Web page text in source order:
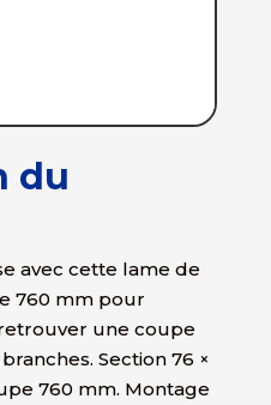
du
avec cette lame de
760 mm pour
une coupe
Section 76 ×
760 mm. Montage